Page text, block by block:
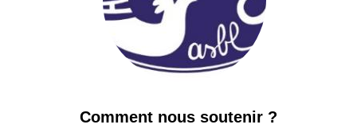
Comment nous soutenir ?